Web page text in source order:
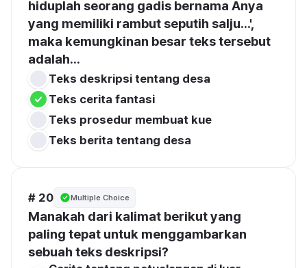
hiduplah seorang gadis bernama Anya
yang memiliki rambut seputih salju...',
maka kemungkinan besar teks tersebut
adalah...
Teks deskripsi tentang desa
Teks cerita fantasi
Teks prosedur membuat kue
Teks berita tentang desa
# 20 Multiple Choice
Manakah dari kalimat berikut yang
paling tepat untuk menggambarkan
sebuah teks deskripsi?